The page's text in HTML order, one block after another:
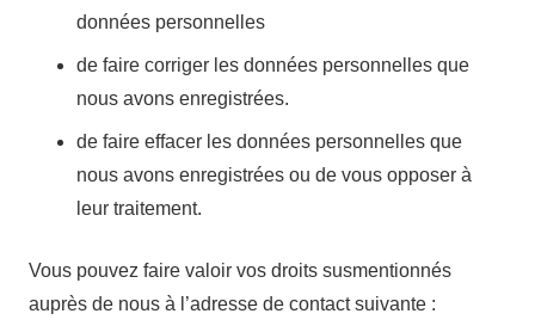
données personnelles
de faire corriger les données personnelles que
nous avons enregistrées.
de faire effacer les données personnelles que
nous avons enregistrées ou de vous opposer à
leur traitement.
Vous pouvez faire valoir vos droits susmentionnés
auprès de nous à l’adresse de contact suivante :